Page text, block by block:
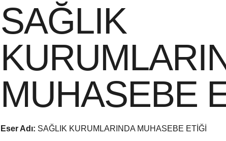
SAĞLIK
MUHASEBE
Eser Adı: SAĞLIK KURUMLARINDA MUHASEBE ETİĞİ